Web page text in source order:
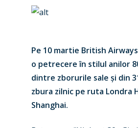
Pe 10 martie British
o petrecere în stilul anilor
dintre zborurile sale și din
zbura zilnic pe ruta Londra
Shanghai.